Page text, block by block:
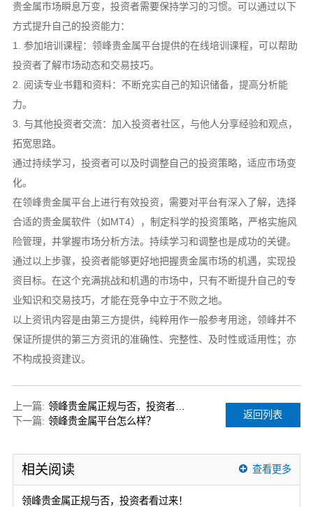
贵金属市场瞬息万变，投资者需要保持学习的习惯。可以通过以下
方式提升自己的投资能力：
1. 参加培训课程：领峰贵金属平台提供的在线培训课程，可以帮助
投资者了解市场动态和交易技巧。
2. 阅读专业书籍和资料：不断充实自己的知识储备，提高分析能
力。
3. 与其他投资者交流：加入投资者社区，与他人分享经验和观点，
拓宽思路。
通过持续学习，投资者可以及时调整自己的投资策略，适应市场变
化。
在领峰贵金属平台上进行有效投资，需要对平台有深入了解，选择
合适的贵金属软件（如MT4），制定科学的投资策略，严格实施风
险管理，并掌握市场分析方法。持续学习和调整也是成功的关键。
通过以上步骤，投资者能够更好地把握贵金属市场的机遇，实现投
资目标。在这个充满挑战和机遇的市场中，只有不断提升自己的专
业知识和交易技巧，才能在竞争中立于不败之地。
以上资讯内容是由第三方提供，纯粹用作一般参考用途，领峰并不
保证所提供的第三方资讯的准确性、完整性、及时性或适用性；亦
不构成投资建议。
上一篇:
领峰贵金属正规与否，投资者看过来！
下一篇: 领峰贵金属平台怎么样？
返回列表
相关阅读 查看更多
领峰贵金属正规与否，投资者看过来！